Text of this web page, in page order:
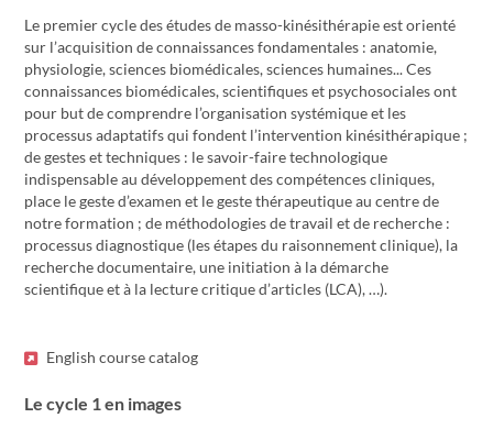
Le premier cycle des études de masso-kinésithérapie est orienté
sur l’acquisition de connaissances fondamentales : anatomie,
physiologie, sciences biomédicales, sciences humaines... Ces
connaissances biomédicales, scientifiques et psychosociales ont
pour but de comprendre l’organisation systémique et les
processus adaptatifs qui fondent l’intervention kinésithérapique ;
de gestes et techniques : le savoir-faire technologique
indispensable au développement des compétences cliniques,
place le geste d’examen et le geste thérapeutique au centre de
notre formation ; de méthodologies de travail et de recherche :
processus diagnostique (les étapes du raisonnement clinique), la
recherche documentaire, une initiation à la démarche
scientifique et à la lecture critique d’articles (LCA), …).
English course catalog
Le cycle 1 en images